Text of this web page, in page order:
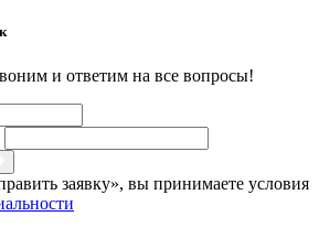
и ответим на все вопросы!
заявку», вы принимаете условия